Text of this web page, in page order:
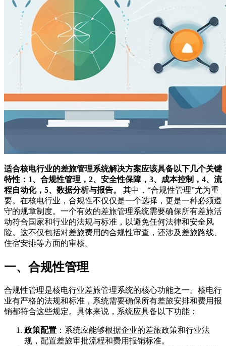
适合核电行业的差旅管理系统解决方案应该具备以下几个关键
特性：1、合规性管理，2、安全性保障，3、成本控制，4、流
程自动化，5、数据分析与报告。
其中，“合规性管理”尤为重
要。在核电行业，合规性不仅仅是一个选择，更是一种必须遵
守的规章制度。一个有效的差旅管理系统需要确保所有差旅活
动符合国家和行业的法规与标准，以避免任何法律和安全风
险。这不仅包括对差旅费用的合规性审查，还涉及差旅路线、
住宿安排等方面的审核。
一、合规性管理
合规性管理是核电行业差旅管理系统的核心功能之一。核电行
业有严格的法规和标准，系统需要确保所有差旅安排和费用报
销都符合这些规定。具体来说，系统应具备以下功能：
政策配置 ：系统应能够根据企业的差旅政策和行业法
规，配置差旅审批流程和费用报销标准。